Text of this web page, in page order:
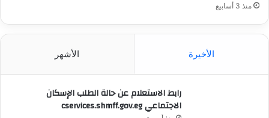
منذ 3 أسابيع
الأخيرة الأشهر
رابط الاستعلام عن حالة الطلب الإسكان
الاجتماعي cservices.shmff.gov.eg